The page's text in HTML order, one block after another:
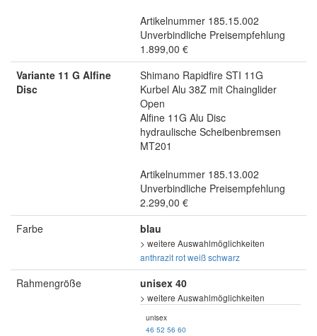
Artikelnummer 185.15.002
Unverbindliche Preisempfehlung
1.899,00 €
Variante 11 G Alfine
Disc
Shimano Rapidfire STI 11G
Kurbel Alu 38Z mit Chainglider
Open
Alfine 11G Alu Disc
hydraulische Scheibenbremsen
MT201
Artikelnummer 185.13.002
Unverbindliche Preisempfehlung
2.299,00 €
Farbe
blau
> weitere Auswahlmöglichkeiten
anthrazitrotweißschwarz
Rahmengröße unisex 40
> weitere Auswahlmöglichkeiten
unisex
46 52 56 60